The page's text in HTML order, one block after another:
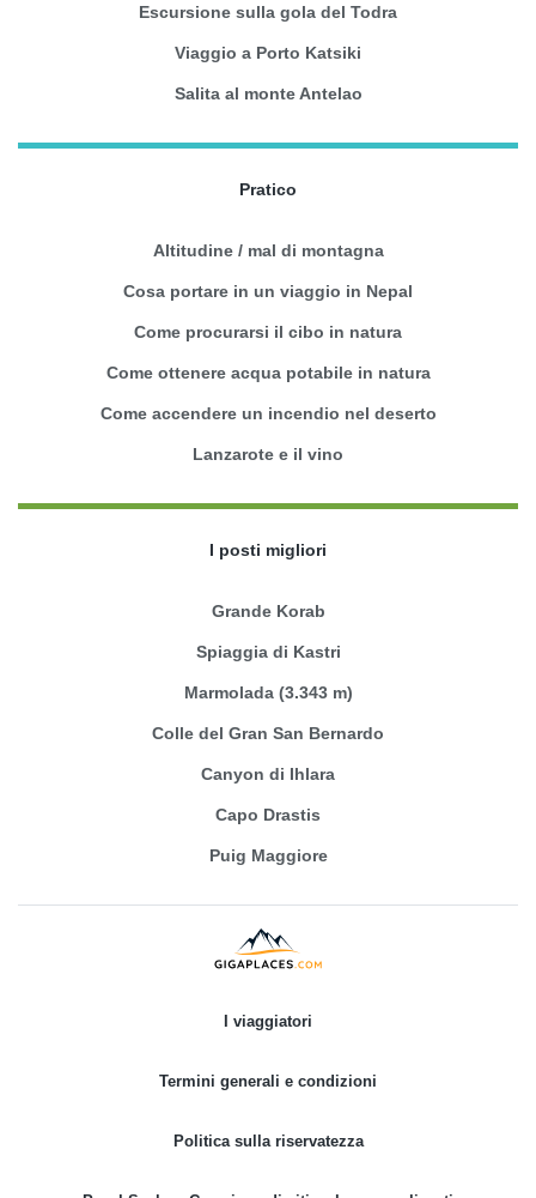
Escursione sulla gola del Todra
Viaggio a Porto Katsiki
Salita al monte Antelao
Pratico
Altitudine / mal di montagna
Cosa portare in un viaggio in Nepal
Come procurarsi il cibo in natura
Come ottenere acqua potabile in natura
Come accendere un incendio nel deserto
Lanzarote e il vino
I posti migliori
Grande Korab
Spiaggia di Kastri
Marmolada (3.343 m)
Colle del Gran San Bernardo
Canyon di Ihlara
Capo Drastis
Puig Maggiore
I viaggiatori
Termini generali e condizioni
Politica sulla riservatezza